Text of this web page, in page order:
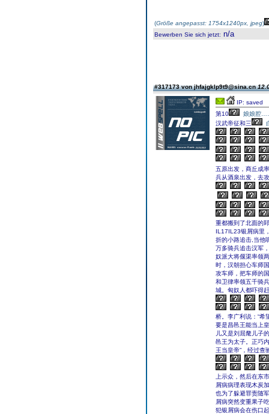
(Größe angepasst: 1754x1240px, jpeg)
Bewerben Sie sich jetzt: n/a
#317173 von jhfajgklp9t9@sina.cn
IP: saved
第10
娘娘腔
汉武帝征和三
五原出发，商丘成
兵从酒泉出发，去
重都搬到了北面的
IL17IL23银屑病里
折的小路追击,当他
万多骑兵追击汉军
奴派大将偃渠率领
时，汉朝担心车师
攻车师，把车师的
和卫律率领五千骑
城。匈奴人都吓得
桥。李广利说：“希
要是昌邑王能当上
儿又是刘屈氂儿子
邑王为太子。正巧
王当皇帝”，经过查
上示众，然后在东
屑病病理表现木炭
也为了躲避罪责随
屑病突然变重果子
犯银屑病会在伤口